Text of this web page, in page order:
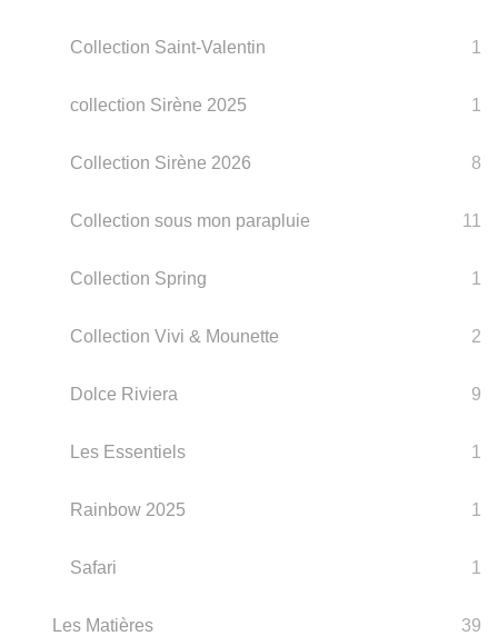
Collection Saint-Valentin 1
collection Sirène 2025 1
Collection Sirène 2026 8
Collection sous mon parapluie 11
Collection Spring 1
Collection Vivi & Mounette 2
Dolce Riviera 9
Les Essentiels 1
Rainbow 2025 1
Safari 1
Les Matières 39